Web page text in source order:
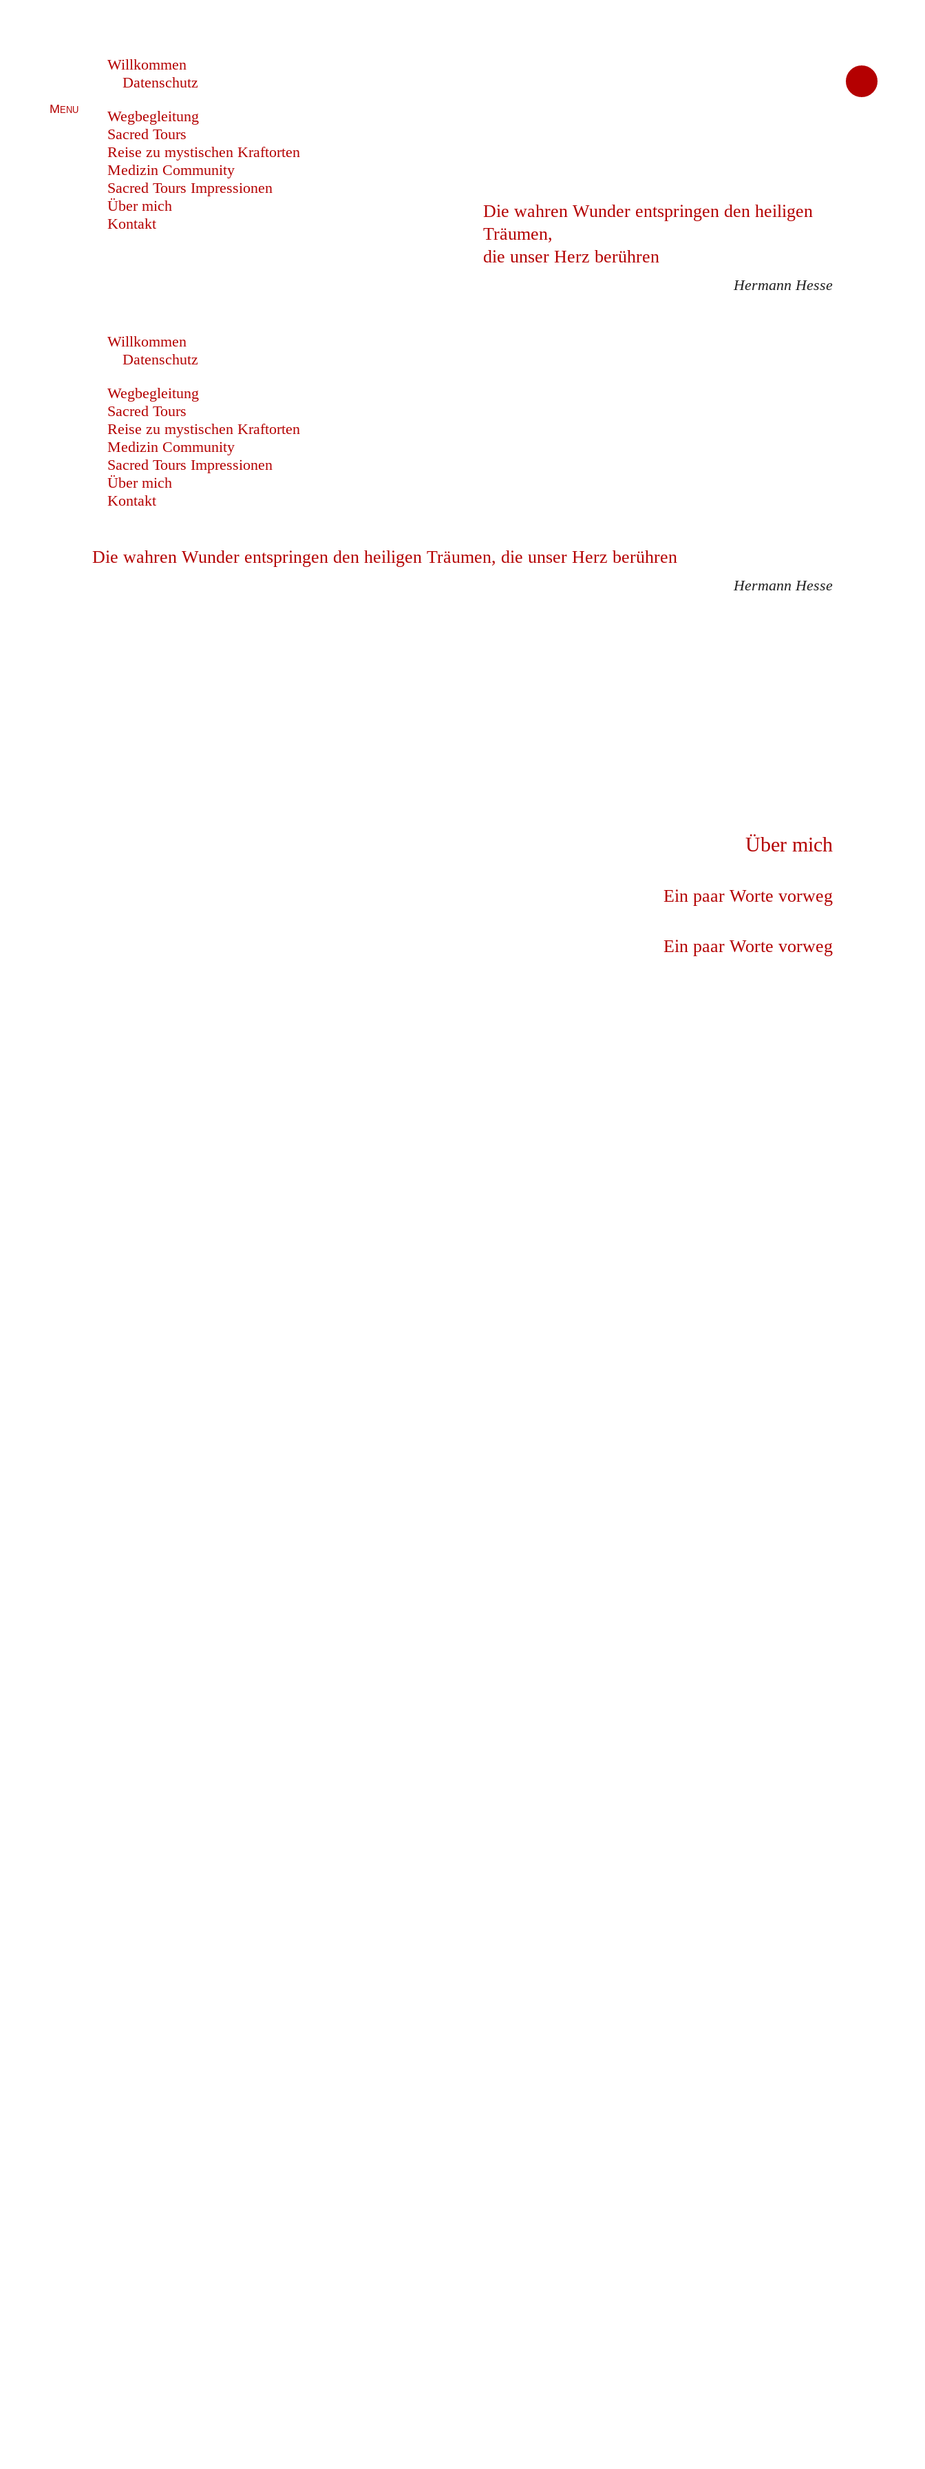
Menu
Willkommen
Datenschutz
Wegbegleitung
Sacred Tours
Reise zu mystischen Kraftorten
Medizin Community
Sacred Tours Impressionen
Über mich
Kontakt
Die wahren Wunder entspringen den heiligen
Träumen,
die unser Herz berühren
Hermann Hesse
Willkommen
Datenschutz
Wegbegleitung
Sacred Tours
Reise zu mystischen Kraftorten
Medizin Community
Sacred Tours Impressionen
Über mich
Kontakt
Die wahren Wunder entspringen den heiligen Träumen, die unser Herz berühren
Hermann Hesse
Über mich
Ein paar Worte vorweg
Ein paar Worte vorweg